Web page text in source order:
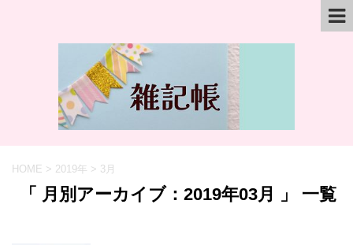
HOME > 2019年 > 3月
「 月別アーカイブ：2019年03月 」 一覧